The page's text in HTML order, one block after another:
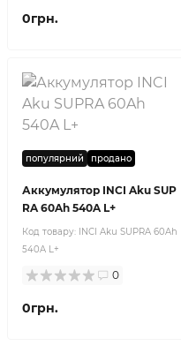
0грн.
популярний продано
Аккумулятор INCI Aku SUP
RA 60Ah 540A L+
Код товару: INCI Aku SUPRA 60Ah
540A L+
0
0грн.